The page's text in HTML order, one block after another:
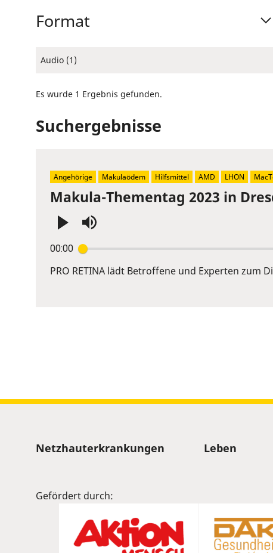
Format
Audio (1)
Es wurde 1 Ergebnis gefunden.
Suchergebnisse
Makula-Thementag 2023 in
00:00
Enter
or
PRO RETINA lädt Betroffene und Experten zum
Angehörige Makulaödem Hilfsmittel AMD LHON
Sitemap
Netzhauterkrankungen Leben
Gefördert durch: